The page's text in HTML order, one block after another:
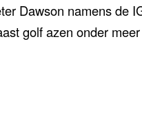
Dawson namens de
golf azen onder